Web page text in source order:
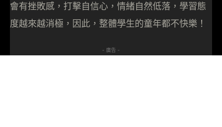
會有挫敗感，打擊自信心，情緒自然低落，學習態
度越來越消極，因此，整體學生的童年都不快樂！
- 廣告 -